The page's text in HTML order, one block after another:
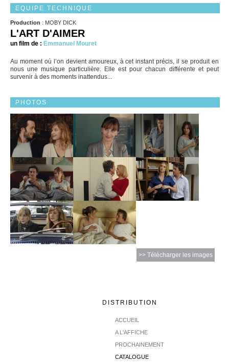
EQUIPE TECHNIQUE
Production : MOBY DICK
L'ART D'AIMER
un film de : Emmanuel Mouret
Au moment où l’on devient amoureux, à cet instant précis, il se produit en
nous une musique particulière. Elle est pour chacun différente et peut
survenir à des moments inattendus...
PHOTOS
>> Télécharger les images
DISTRIBUTION
ACCUEIL
A L'AFFICHE
PROCHAINEMENT
CATALOGUE